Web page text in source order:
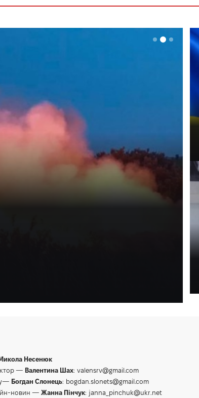
палити
Несенюк
— Валентина Шах: valensrv@gmail.com
Богдан Слонець: bogdan.slonets@gmail.com
новин — Жанна Пінчук: janna_pinchuk@ukr.net